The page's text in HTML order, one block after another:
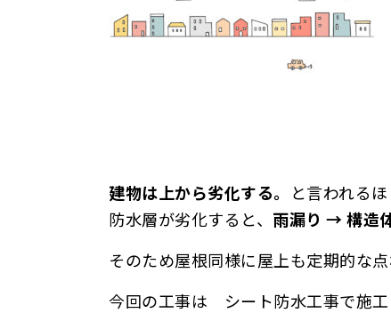
建物は上から劣化する。 と言われる
防水層が劣化すると、 雨漏り → 構造
そのため屋根同様に屋上も定期的な
今回の工事は シート防水工事で施工